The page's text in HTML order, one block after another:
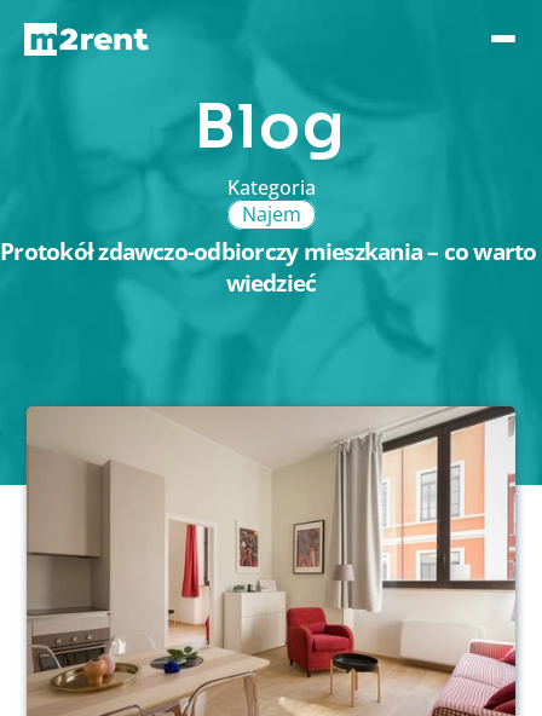
Blog
Kategoria
Najem
Protokół zdawczo-odbiorczy mieszkania – co warto
wiedzieć